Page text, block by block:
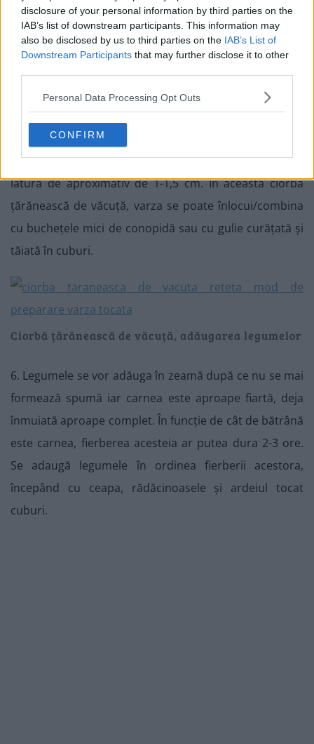
disclosure of your personal information by third parties on the
IAB’s list of downstream participants. This information may
also be disclosed by us to third parties on the IAB’s List of
Downstream Participants that may further disclose it to other
Personal Data Processing Opt Outs
CONFIRM
5. Varza se toacă, nu e nevoie să se toace foarte fin, ca
pentru salata de varză, ci mai degrabă în pătrățele cu
latura de aproximativ de 1-1,5 cm. În această ciorbă
țărănească de văcuță, varza se poate înlocui/combina
cu buchețele mici de conopidă sau cu gulie curățată și
tăiată în cuburi.
Ciorbă țărănească de văcuță, adăugarea legumelor
6. Legumele se vor adăuga în zeamă după ce nu se mai
formează spumă iar carnea este aproape fiartă, deja
înmuiată aproape complet. În funcție de cât de bătrână
este carnea, fierberea acesteia ar putea dura 2-3 ore.
Se adaugă legumele în ordinea fierberii acestora,
începând cu ceapa, rădăcinoasele și ardeiul tocat
cuburi.